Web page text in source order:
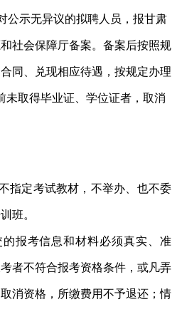
公示无异议的拟聘人员，报甘肃
社会保障厅备案。备案后按照规
同、兑现相应待遇，按规定办理
未取得毕业证、学位证者，取消
指定考试教材，不举办、也不委
班。
的报考信息和材料必须真实、准
者不符合报考资格条件，或凡弄
消资格，所缴费用不予退还；情